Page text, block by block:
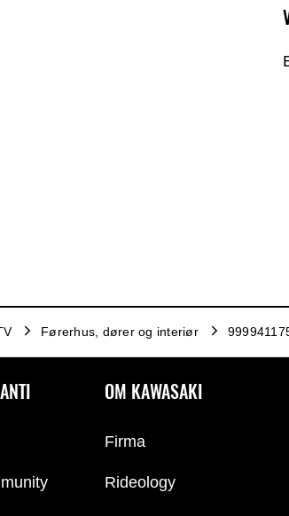
Førerhus, dører og interiør
OM KAWASAKI
Firma
Rideology